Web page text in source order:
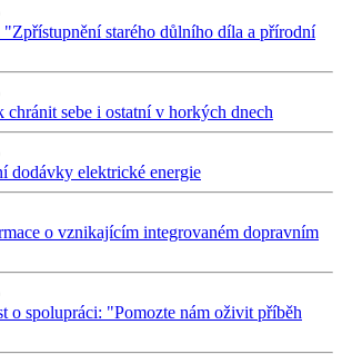
starého důlního díla a přírodní
chránit sebe i ostatní v horkých dnech
dodávky elektrické energie
o vznikajícím integrovaném dopravním
o spolupráci: "Pomozte nám oživit příběh